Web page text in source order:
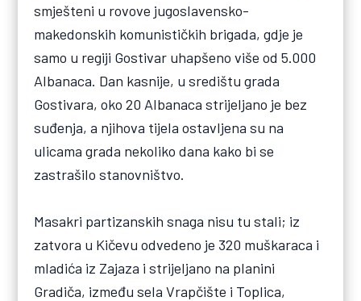
smješteni u rovove jugoslavensko-
makedonskih komunističkih brigada, gdje je
samo u regiji Gostivar uhapšeno više od 5.000
Albanaca. Dan kasnije, u središtu grada
Gostivara, oko 20 Albanaca strijeljano je bez
suđenja, a njihova tijela ostavljena su na
ulicama grada nekoliko dana kako bi se
zastrašilo stanovništvo.
Masakri partizanskih snaga nisu tu stali; iz
zatvora u Kičevu odvedeno je 320 muškaraca i
mladića iz Zajaza i strijeljano na planini
Gradiča, između sela Vrapčište i Toplica,